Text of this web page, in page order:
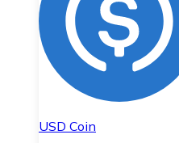
USD Coin